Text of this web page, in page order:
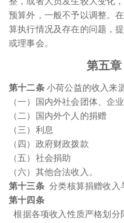
预算外，一般不予以调整。
算执行情况及存在的问题，
或理事会。
第五
第十二条小荷公益的收入来
（一）国内外社会团体、企
（二）国内外个人的捐赠
（三）利息
（四）政府财政拨款
（五）社会捐助
（六）其他合法收入。
第十三条分类核算捐赠收入
第十四条
根据各项收入性质严格划分